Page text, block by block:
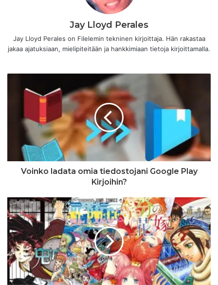
Jay Lloyd Perales
Jay Lloyd Perales on Filelemin tekninen kirjoittaja. Hän rakastaa
jakaa ajatuksiaan, mielipiteitään ja hankkimiaan tietoja kirjoittamalla.
Voinko ladata omia tiedostojani Google Play
Kirjoihin?